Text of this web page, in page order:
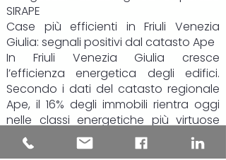
SIRAPE
Case più efficienti in Friuli Venezia
Giulia: segnali positivi dal catasto Ape
In Friuli Venezia Giulia cresce
l’efficienza energetica degli edifici.
Secondo i dati del catasto regionale
Ape, il 16% degli immobili rientra oggi
nelle classi energetiche più virtuose
(da A4 a B), il 39% si colloca nelle fasce
intermedie, mentre poco meno del